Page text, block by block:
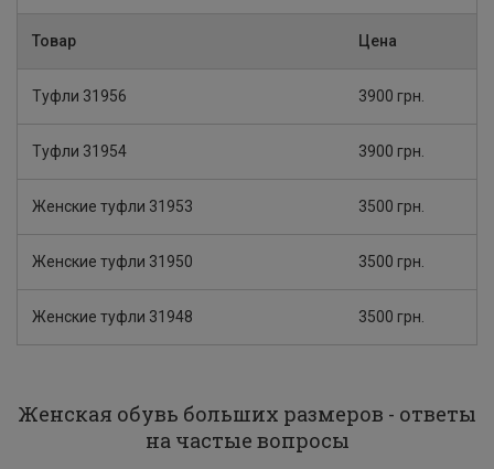
Товар Цена
Туфли 31956 3900 грн.
Туфли 31954 3900 грн.
Женские туфли 31953 3500 грн.
Женские туфли 31950 3500 грн.
Женские туфли 31948 3500 грн.
Женская обувь больших размеров - ответы
на частые вопросы